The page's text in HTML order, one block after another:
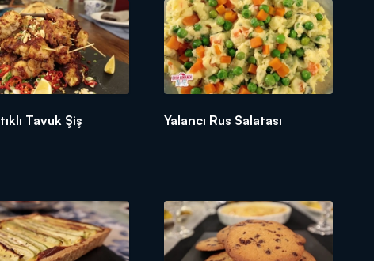
Tavuk Şiş Yalancı Rus Salatası